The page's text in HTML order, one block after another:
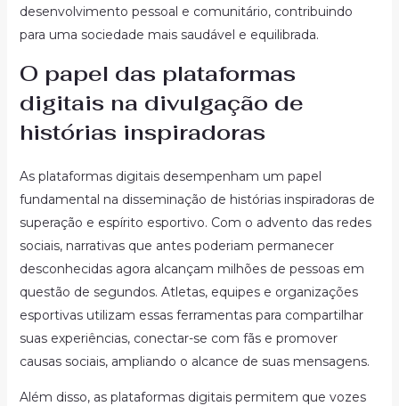
desenvolvimento pessoal e comunitário, contribuindo
para uma sociedade mais saudável e equilibrada.
O papel das plataformas
digitais na divulgação de
histórias inspiradoras
As plataformas digitais desempenham um papel
fundamental na disseminação de histórias inspiradoras de
superação e espírito esportivo. Com o advento das redes
sociais, narrativas que antes poderiam permanecer
desconhecidas agora alcançam milhões de pessoas em
questão de segundos. Atletas, equipes e organizações
esportivas utilizam essas ferramentas para compartilhar
suas experiências, conectar-se com fãs e promover
causas sociais, ampliando o alcance de suas mensagens.
Além disso, as plataformas digitais permitem que vozes